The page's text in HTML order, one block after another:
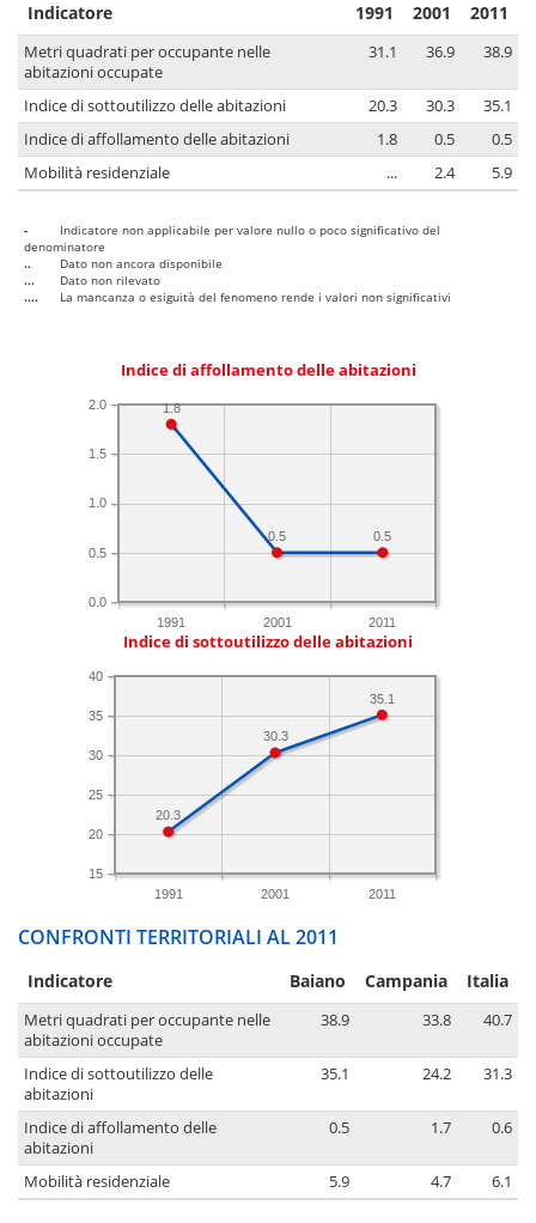
Indicatore 1991 2001 2011
Metri quadrati per occupante nelle
abitazioni occupate
31.1 36.9 38.9
Indice di sottoutilizzo delle abitazioni 20.3 30.3
35.1
Indice di affollamento delle abitazioni
1.8 0.5
0.5
Mobilità residenziale
... 2.4 5.9
-
Indicatore non applicabile per valore nullo o poco significativo del
denominatore
..
Dato non ancora disponibile
...
Dato non rilevato
....
La mancanza o esiguità del fenomeno rende i valori non significativi
Indice di affollamento delle abitazioni
1991 2001 2011
0.0
0.5
1.0
1.5
2.0
0.5
0.5
1.8
Indice di sottoutilizzo delle abitazioni
1991 2001 2011
15
20
25
30
35
40
35.1
30.3
20.3
CONFRONTI TERRITORIALI AL 2011
Indicatore Baiano Campania Italia
Metri quadrati per occupante nelle
abitazioni occupate
38.9 33.8 40.7
Indice di sottoutilizzo delle
abitazioni
35.1 24.2 31.3
Indice di affollamento delle
abitazioni
0.5 1.7 0.6
Mobilità residenziale 5.9 4.7 6.1